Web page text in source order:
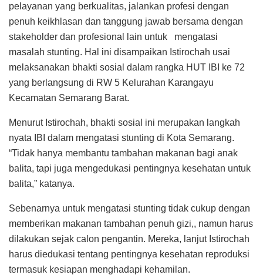
pelayanan yang berkualitas, jalankan profesi dengan
penuh keikhlasan dan tanggung jawab bersama dengan
stakeholder dan profesional lain untuk mengatasi
masalah stunting. Hal ini disampaikan Istirochah usai
melaksanakan bhakti sosial dalam rangka HUT IBI ke 72
yang berlangsung di RW 5 Kelurahan Karangayu
Kecamatan Semarang Barat.
Menurut Istirochah, bhakti sosial ini merupakan langkah
nyata IBI dalam mengatasi stunting di Kota Semarang.
“Tidak hanya membantu tambahan makanan bagi anak
balita, tapi juga mengedukasi pentingnya kesehatan untuk
balita,” katanya.
Sebenarnya untuk mengatasi stunting tidak cukup dengan
memberikan makanan tambahan penuh gizi,, namun harus
dilakukan sejak calon pengantin. Mereka, lanjut Istirochah
harus diedukasi tentang pentingnya kesehatan reproduksi
termasuk kesiapan menghadapi kehamilan.